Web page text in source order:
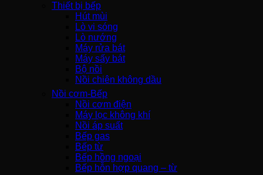
Thiết bị bếp
Hút mùi
Lò vi sóng
Lò nướng
Máy rửa bát
Máy sấy bát
Bộ nồi
Nồi chiên không dầu
Nồi cơm-Bếp
Nồi cơm điện
Máy lọc không khí
Nồi áp suất
Bếp gas
Bếp từ
Bếp hồng ngoại
Bếp hỗn hợp quang – từ